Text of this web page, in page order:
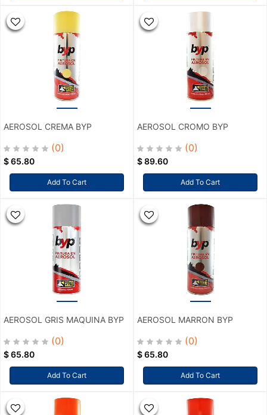
AEROSOL CREMA BYP
(0)
$65.80
Add To Cart
AEROSOL CROMO BYP
(0)
$89.60
Add To Cart
AEROSOL GRIS MAQUINA BYP
(0)
$65.80
Add To Cart
AEROSOL MARRON BYP
(0)
$65.80
Add To Cart